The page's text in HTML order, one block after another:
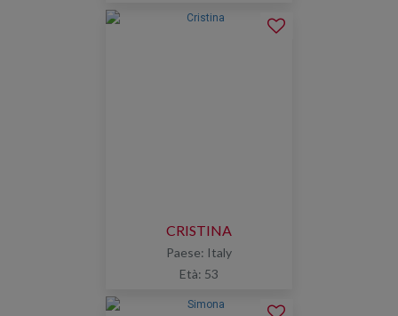
CRISTINA
Paese: Italy
Età: 53